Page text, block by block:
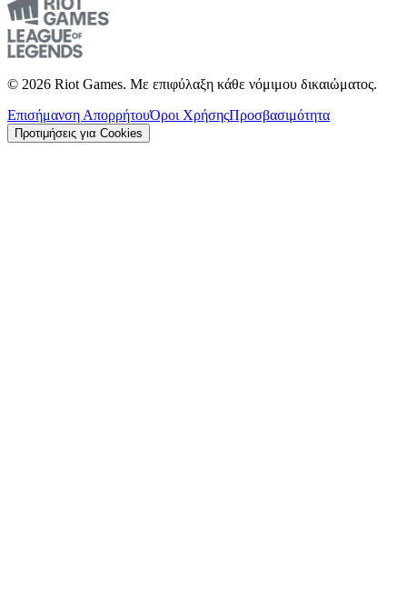
© 2026 Riot Games. Με επιφύλαξη κάθε νόμιμου δικαιώματος.
Επισήμανση ΑπορρήτουΌροι ΧρήσηςΠροσβασιμότητα
Προτιμήσεις για Cookies